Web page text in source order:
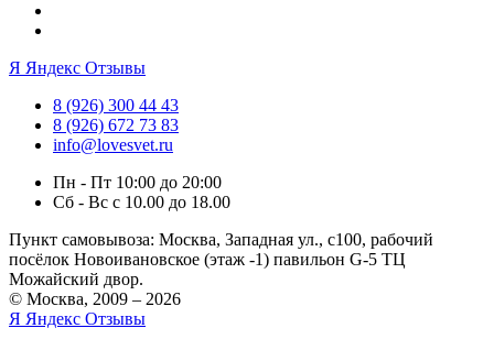
Я Яндекс Отзывы
8 (926) 300 44 43
8 (926) 672 73 83
info@lovesvet.ru
Пн - Пт 10:00 до 20:00
Сб - Вс с 10.00 до 18.00
Пункт самовывоза: Москва, Западная ул., с100, рабочий
посёлок Новоивановское (этаж -1) павильон G-5 ТЦ
Можайский двор.
© Москва, 2009 – 2026
Я Яндекс Отзывы